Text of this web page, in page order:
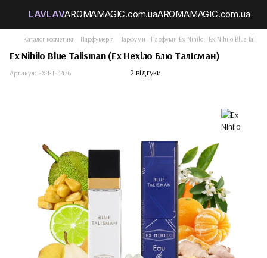
Каталог косметики Парфумерія Парфуми Парфуми Ex Nihilo Ex Nihilo Blue
Ex Nihilo Blue Talisman (Ех Нехіло Блю ТалІсман)
Артикул: EX-BT-3476 2 відгуки